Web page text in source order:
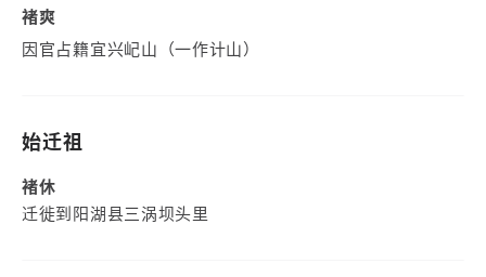
褚爽
因官占籍宜兴屺山（一作计山）
始迁祖
褚休
迁徙到阳湖县三涡坝头里